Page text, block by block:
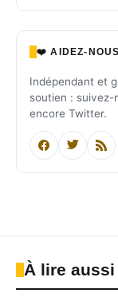
❤️ AIDEZ-
Indépendant et
soutien : suivez-
encore Twitter.
À lire aussi